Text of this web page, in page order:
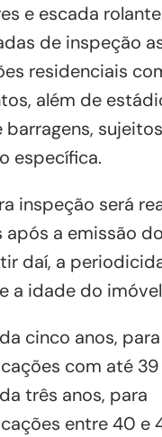
e escada
de inspeção
residenciais
além de
específica.
inspeção será
após a emissão
daí, a
a idade do
cinco anos, para
com até 39
três anos, para
entre 40 e